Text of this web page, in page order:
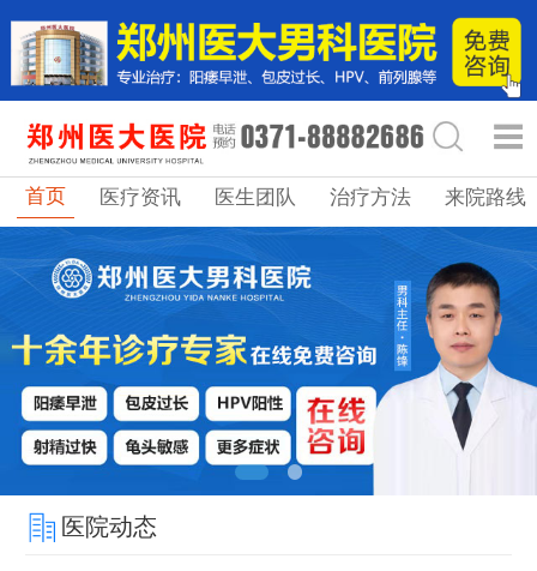
首页 医疗资讯 医生团队 治疗方法 来院路线
医院动态